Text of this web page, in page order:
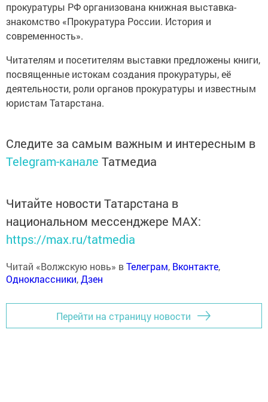
прокуратуры РФ организована книжная выставка-
знакомство «Прокуратура России. История и
современность».
Читателям и посетителям выставки предложены книги,
посвященные истокам создания прокуратуры, её
деятельности, роли органов прокуратуры и известным
юристам Татарстана.
Следите за самым важным и интересным в
Telegram-канале Татмедиа
Читайте новости Татарстана в
национальном мессенджере MАХ:
https://max.ru/tatmedia
Читай «Волжскую новь» вТелеграм, Вконтакте,
Одноклассники,Дзен
Перейти на страницу новости